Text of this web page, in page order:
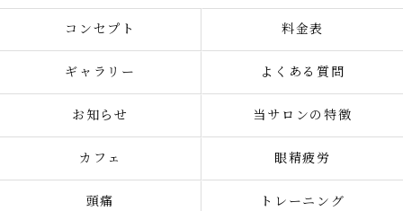
コンセプト 料金表
ギャラリー よくある質問
お知らせ 当サロンの特徴
カフェ 眼精疲労
頭痛 トレーニング